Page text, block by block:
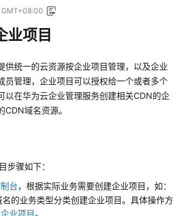
业项目
供统一的云资源按企业项目管理，以及企业
员管理，企业项目可以授权给一个或者多个
以在华为云企业管理服务创建相关CDN的企
CDN域名资源。
步骤如下：
台，根据实际业务需要创建企业项目，如：
的业务类型分类创建企业项目。具体操作方
业项目。